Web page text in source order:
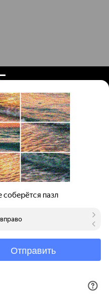
О проекте
Помощь
Карта сайта
запчастей,
права защищены